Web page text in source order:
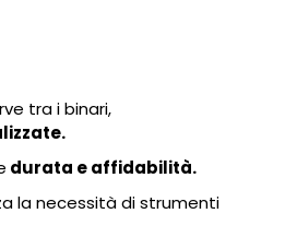
tra i binari,
durata e affidabilità.
la necessità di strumenti